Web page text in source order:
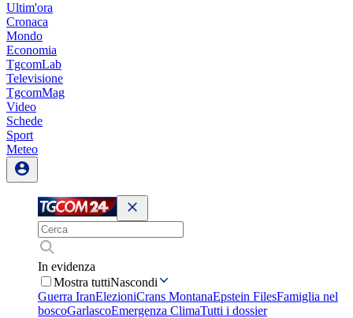
Ultim'ora
Cronaca
Mondo
Economia
TgcomLab
Televisione
TgcomMag
Video
Schede
Sport
Meteo
In evidenza
Mostra tuttiNascondi
Guerra IranElezioniCrans MontanaEpstein FilesFamiglia nel
boscoGarlascoEmergenza ClimaTutti i dossier